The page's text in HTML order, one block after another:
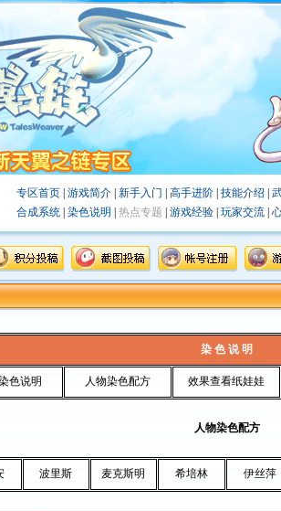
专区首页 游戏简介 新手入门 高手进阶 技能介绍
合成系统 染色说明 热点专题 游戏经验 玩家交流
染 色 说 明
色说明 人物染色配方 效果查看纸娃娃
人物染色配方
波里斯 麦克斯明 希培林 伊丝萍